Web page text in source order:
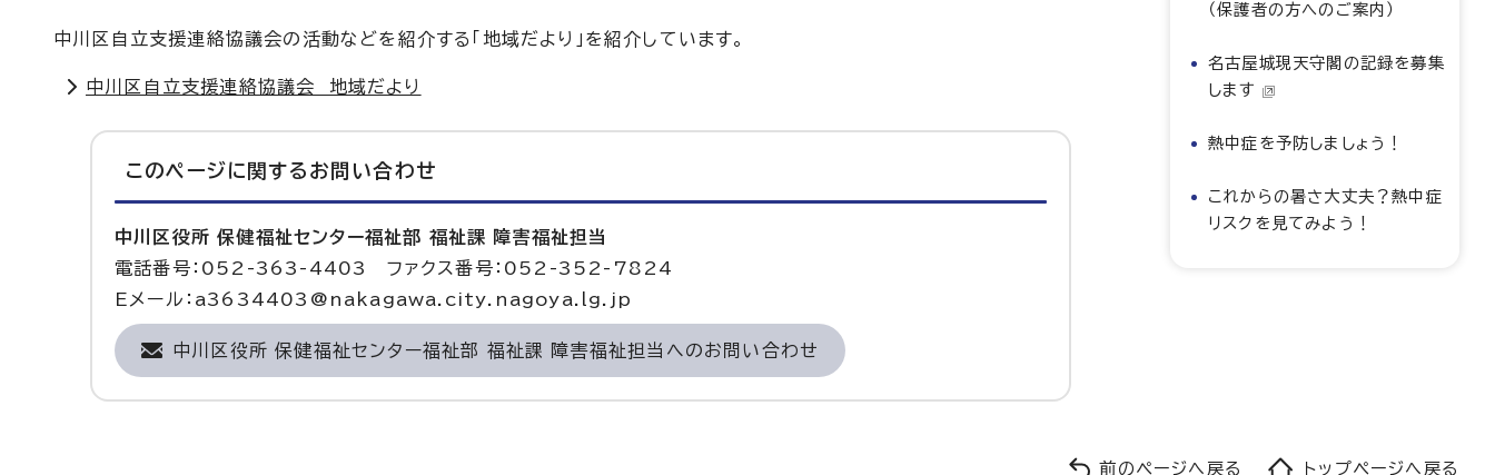
中川区自立支援連絡協議会の活動などを紹介する「地域だより」を紹介しています。
中川区自立支援連絡協議会 地域だより
このページに関する お問い合わせ
中川区役所 保健福祉センター福祉部 福祉課 障害福祉担当
電話番号：052-363-4403 ファクス番号：052-352-7824
Eメール：a3634403@nakagawa.city.nagoya.lg.jp
中川区役所 保健福祉センター福祉部 福祉課 障害福祉担当へのお問い合わせ
（保護者の方へのご案内）
名古屋城現天守閣の記録を募集
します
熱中症を予防しましょう！
これからの暑さ大丈夫？熱中症
リスクを見てみよう！
前のページへ戻る トップページへ戻る